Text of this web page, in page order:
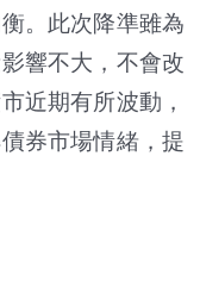
。此次降準雖為
響不大，不會改
近期有所波動，
券市場情緒，提